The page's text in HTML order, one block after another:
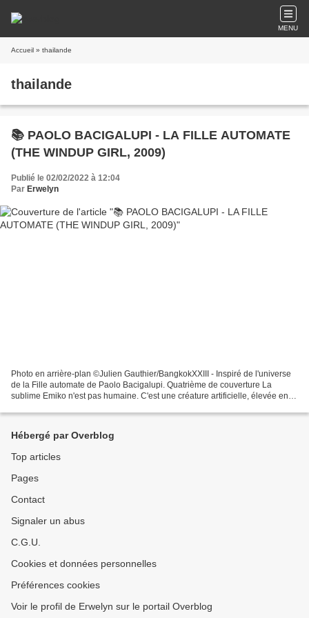
MENU
Accueil » thailande
thailande
📚 PAOLO BACIGALUPI - LA FILLE AUTOMATE
(THE WINDUP GIRL, 2009)
Publié le 02/02/2022 à 12:04
Par Erwelyn
Photo en arrière-plan ©Julien Gauthier/BangkokXXIII - Inspiré de l'universe
de la Fille automate de Paolo Bacigalupi. Quatrième de couverture La
sublime Emiko n'est pas humaine. C'est une créature artificielle, élevée en
Hébergé par Overblog
Top articles
Pages
Contact
Signaler un abus
C.G.U.
Cookies et données personnelles
Préférences cookies
Voir le profil de Erwelyn sur le portail Overblog